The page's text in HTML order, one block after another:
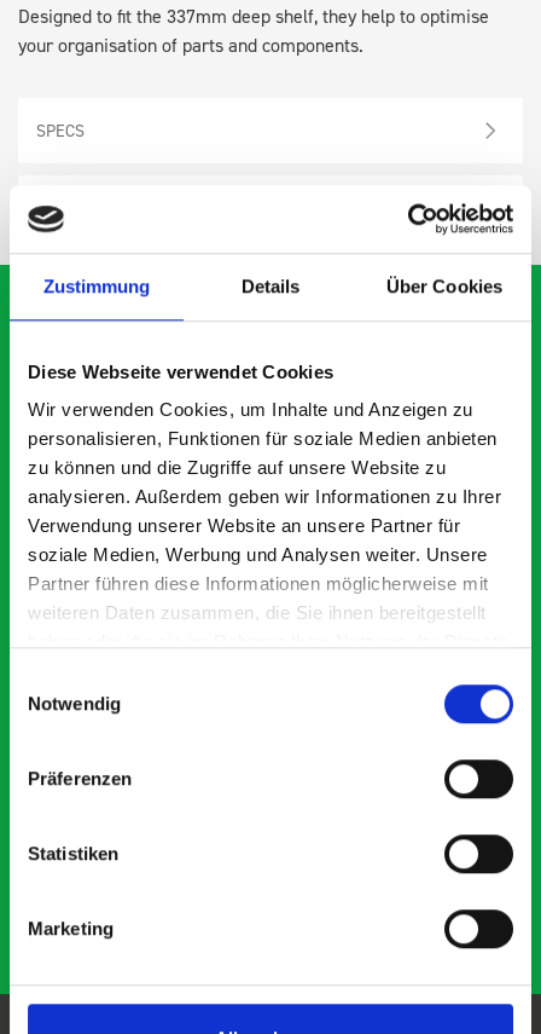
Zustimmung Details Über Cookies
Diese Webseite verwendet Cookies
Wir verwenden Cookies, um Inhalte und Anzeigen zu
personalisieren, Funktionen für soziale Medien anbieten
zu können und die Zugriffe auf unsere Website zu
analysieren. Außerdem geben wir Informationen zu Ihrer
Verwendung unserer Website an unsere Partner für
soziale Medien, Werbung und Analysen weiter. Unsere
Partner führen diese Informationen möglicherweise mit
weiteren Daten zusammen, die Sie ihnen bereitgestellt
Notwendig
Präferenzen
Statistiken
Marketing
Designed to fit the 337mm deep shelf, they help to optimise
your organisation of parts and components.
SPECS
NEED HELP?
What our customer are
about 337D shelf divider
kit
Exceptional
5 OUT OF 5
Mike Jackson